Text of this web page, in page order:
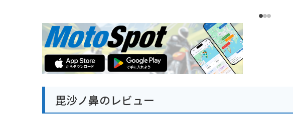
毘沙ノ鼻のレビュー